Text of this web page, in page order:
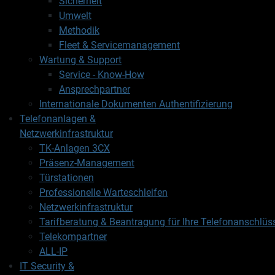
Umwelt
Methodik
Fleet & Servicemanagement
Wartung & Support
Service - Know-How
Ansprechpartner
Internationale Dokumenten Authentifizierung
Telefonanlagen &
Netzwerkinfrastruktur
TK-Anlagen 3CX
Präsenz-Management
Türstationen
Professionelle Warteschleifen
Netzwerkinfrastruktur
Tarifberatung & Beantragung für Ihre
Telekompartner
ALL-IP
IT Security &